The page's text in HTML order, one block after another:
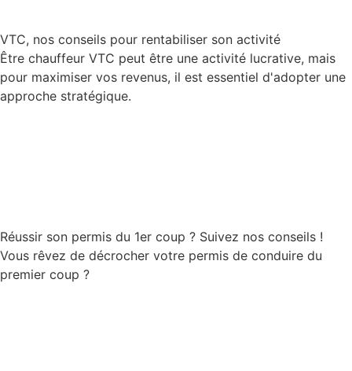
VTC, nos conseils pour rentabiliser son activité
Être chauffeur VTC peut être une activité lucrative, mais
pour maximiser vos revenus, il est essentiel d'adopter une
approche stratégique.
Réussir son permis du 1er coup ? Suivez nos conseils !
Vous rêvez de décrocher votre permis de conduire du
premier coup ?